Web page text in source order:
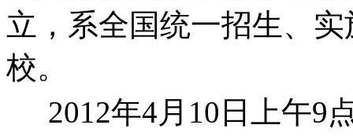
立，系全国统一招生、
校。
2012年4月10日上午9